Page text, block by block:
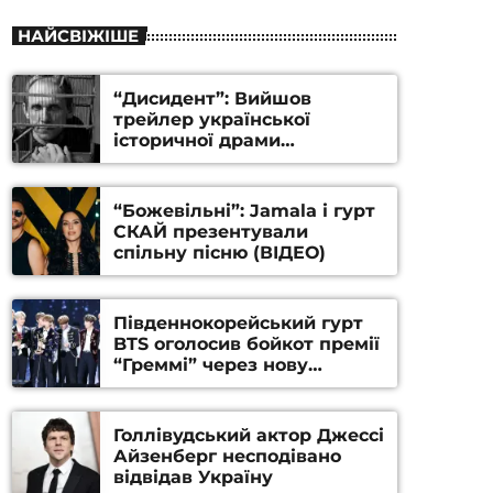
НАЙСВІЖІШЕ
“Дисидент”: Вийшов
трейлер української
історичної драми
Станіслава Гуренка та
Андрія Алфьорова (ВІДЕО)
“Божевільні”: Jamala і гурт
СКАЙ презентували
спільну пісню (ВІДЕО)
Південнокорейський гурт
BTS оголосив бойкот премії
“Греммі” через нову
номінацію
Голлівудський актор Джессі
Айзенберг несподівано
відвідав Україну